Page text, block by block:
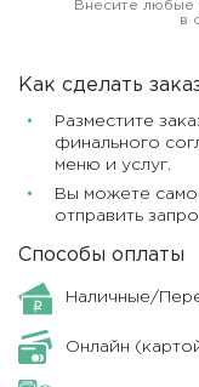
Внесите любые
в
Как сделать
Разместите
финального
меню и услуг.
Вы можете
отправить
Способы оплаты
Наличные/
Онлайн